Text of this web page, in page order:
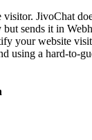
visitor. JivoChat
sends it in
your website
using a hard-to-